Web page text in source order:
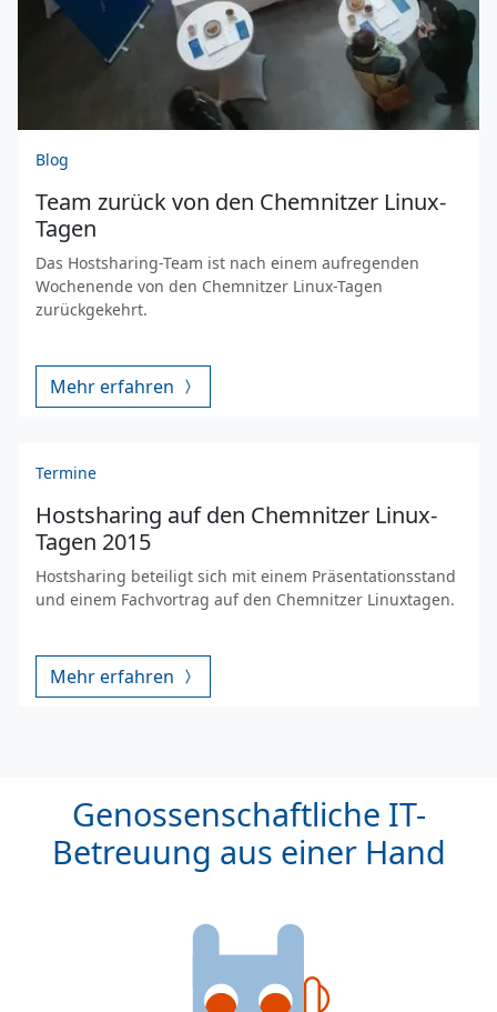
Blog
Team zurück von den Chemnitzer Linux-
Tagen
Das Hostsharing-Team ist nach einem aufregenden
Wochenende von den Chemnitzer Linux-Tagen
zurückgekehrt.
Mehr erfahren
Termine
Hostsharing auf den Chemnitzer Linux-
Tagen 2015
Hostsharing beteiligt sich mit einem Präsentationsstand
und einem Fachvortrag auf den Chemnitzer Linuxtagen.
Mehr erfahren
Genossenschaftliche IT-
Betreuung aus einer Hand